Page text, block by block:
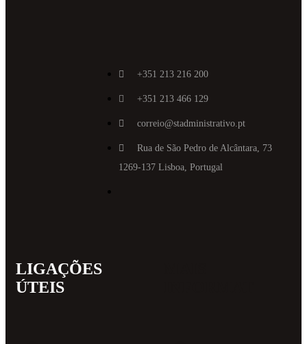
+351 213 216 200
+351 213 466 129
correio@stadministrativo.pt
Rua de São Pedro de Alcântara, 73
1269-137 Lisboa, Portugal
LIGAÇÕES
ÚTEIS